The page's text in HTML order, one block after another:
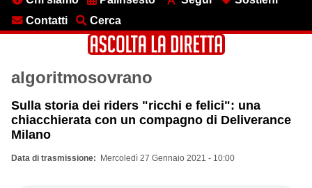
Contatti
Cerca
algoritmosovrano
Sulla storia dei riders "ricchi e felici": una
chiacchierata con un compagno di Deliverance
Milano
Data di trasmissione Mercoledì 27 Gennaio 2021 - 10:00